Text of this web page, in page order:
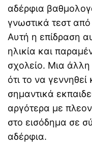
αδέρφια
γνωστικά τεστ
Αυτή η επίδραση
ηλικία και
σχολείο. Μια
ότι το να
σημαντικά
αργότερα με
στο εισόδημα σε
αδέρφια.